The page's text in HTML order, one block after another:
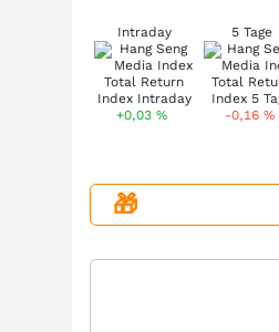
Intraday
+0,03%
5 Tage
-0,16 %
🎁